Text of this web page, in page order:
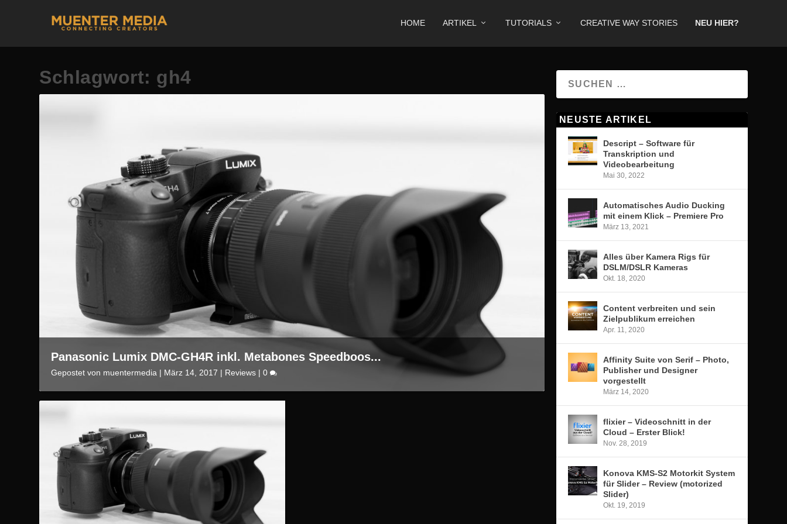
HOME ARTIKEL TUTORIALS CREATIVE WAY STORIES NEU HIER?
Schlagwort: gh4
Panasonic Lumix DMC-GH4R inkl. Metabones Speedboos...
Gepostet von muentermedia | März 14, 2017 | Reviews |0
NEUSTE ARTIKEL
Descript – Software für
Transkription und
Videobearbeitung
Mai 30, 2022
Automatisches Audio Ducking
mit einem Klick – Premiere Pro
März 13, 2021
Alles über Kamera Rigs für
DSLM/DSLR Kameras
Okt. 18, 2020
Content verbreiten und sein
Zielpublikum erreichen
Apr. 11, 2020
Affinity Suite von Serif – Photo,
Publisher und Designer
vorgestellt
März 14, 2020
flixier – Videoschnitt in der
Cloud – Erster Blick!
Nov. 28, 2019
Konova KMS-S2 Motorkit System
für Slider – Review (motorized
Slider)
Okt. 19, 2019